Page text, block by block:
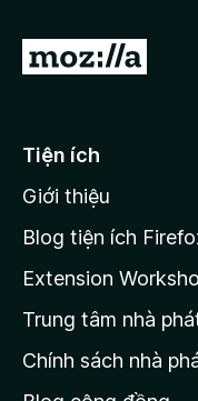
Đ
ế
t
r
n
g
c
Tiện ích
Giới thiệu
Blog tiện ích
Extension
Trung tâm nhà
Chính sách nhà